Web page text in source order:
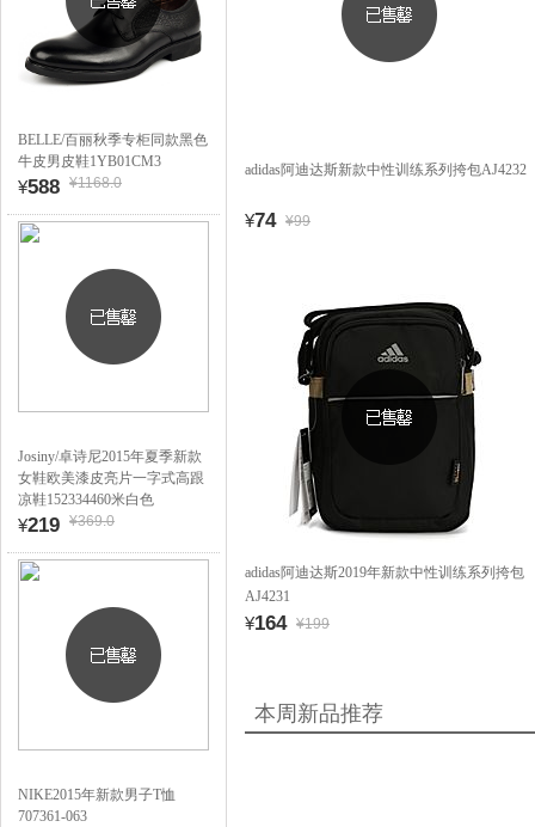
BELLE/百丽秋季专柜同款黑色
牛皮男皮鞋1YB01CM3
¥588 ¥1168.0
Josiny/卓诗尼2015年夏季新款
女鞋欧美漆皮亮片一字式高跟
凉鞋152334460米白色
¥219 ¥369.0
NIKE2015年新款男子T恤
707361-063
adidas阿迪达斯新款中性训练系列挎包AJ4232
¥74 ¥99
adidas阿迪达斯2019年新款中性训练系列挎包
AJ4231
¥164 ¥199
本周新品推荐